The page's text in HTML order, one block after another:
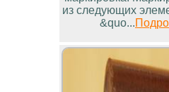
из следующих
&quo...